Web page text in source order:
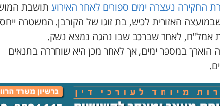
החקירה נעצרה ימים ספורים לאחר האירוע תושבת
האזורית לכיש, בת זוגו של הקורבן. המשטרה
אמל"ח, לאחר שברכב שבו נהגה נמצא נשק.
הוארך במספר ימים, אך לאחר מכן היא שוחררה בתנאים